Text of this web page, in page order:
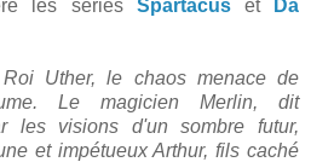
les séries Spartacuset
Da
Uther, le chaos menace de
Le magicien Merlin, dit
les visions d'un sombre futur,
et impétueux Arthur, fils caché